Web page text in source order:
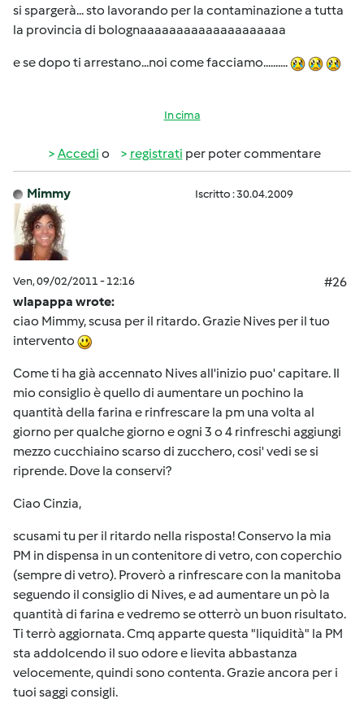
si spargerà... sto lavorando per la contaminazione a tutta
la provincia di bolognaaaaaaaaaaaaaaaaaaaa
e se dopo ti arrestano...noi come facciamo..........
In cima
Accedi o registrati per poter commentare
Mimmy Iscritto : 30.04.2009
Ven, 09/02/2011 - 12:16
#26
wlapappa wrote:
ciao Mimmy, scusa per il ritardo. Grazie Nives per il tuo
intervento
Come ti ha già accennato Nives all'inizio puo' capitare. Il
mio consiglio è quello di aumentare un pochino la
quantità della farina e rinfrescare la pm una volta al
giorno per qualche giorno e ogni 3 o 4 rinfreschi aggiungi
mezzo cucchiaino scarso di zucchero, cosi' vedi se si
riprende. Dove la conservi?
Ciao Cinzia,
scusami tu per il ritardo nella risposta! Conservo la mia
PM in dispensa in un contenitore di vetro, con coperchio
(sempre di vetro). Proverò a rinfrescare con la manitoba
seguendo il consiglio di Nives, e ad aumentare un pò la
quantità di farina e vedremo se otterrò un buon risultato.
Ti terrò aggiornata. Cmq apparte questa "liquidità" la PM
sta addolcendo il suo odore e lievita abbastanza
velocemente, quindi sono contenta. Grazie ancora per i
tuoi saggi consigli.